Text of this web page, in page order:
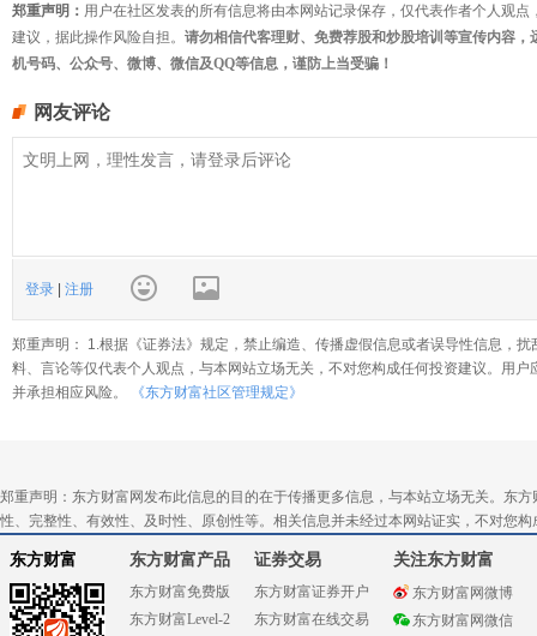
郑重声明： 用户在社区发表的所有信息将由本网站记录保存，仅代表作者个人观
建议，据此操作风险自担。 请勿相信代客理财、免费荐股和炒股培训等宣传内容
机号码、公众号、微博、微信及QQ等信息，谨防上当受骗！
网友评论
登录 | 注册
郑重声明： 1.根据《证券法》规定，禁止编造、传播虚假信息或者误导性信息，
料、言论等仅代表个人观点，与本网站立场无关，不对您构成任何投资建议。用
并承担相应风险。
《东方财富社区管理规定》
郑重声明：东方财富网发布此信息的目的在于传播更多信息，与本站立场无关。东
性、完整性、有效性、及时性、原创性等。相关信息并未经过本网站证实，不对您
东方财富 东方财富产品
东方财富免费版
东方财富Level-2
证券交易
东方财富证券开户
东方财富在线交易
关注东方财富
东方财富网微博
东方财富网微信